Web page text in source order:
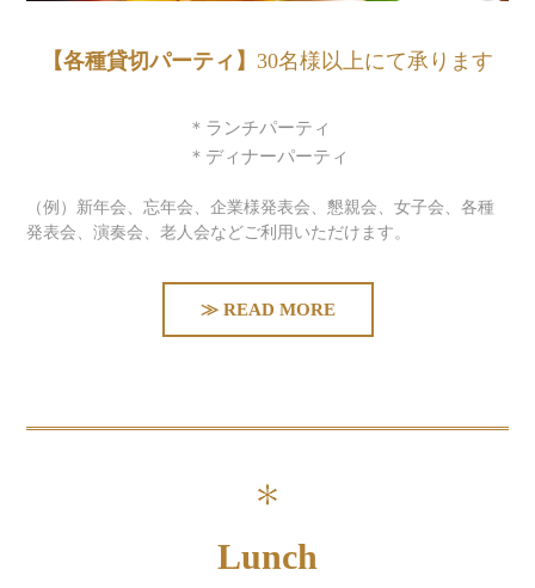
【各種貸切パーティ】 30名様以上にて承ります
＊ランチパーティ
＊ディナーパーティ
（例）新年会、忘年会、企業様発表会、懇親会、女子会、各種
発表会、演奏会、老人会などご利用いただけます。
≫ READ MORE
Lunch